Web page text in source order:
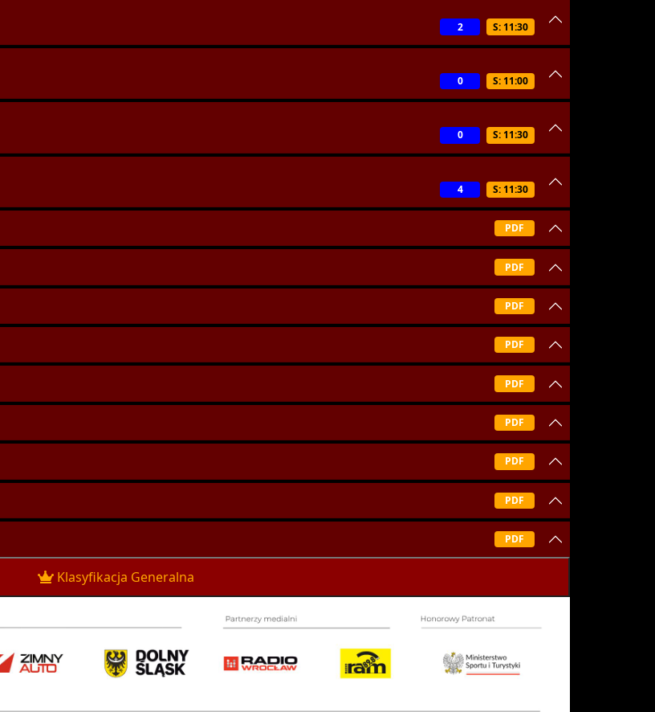
S: 11:30
2
S: 11:00
0
S: 11:30
0
S: 11:30
4
PDF
PDF
PDF
PDF
PDF
PDF
PDF
PDF
PDF
Klasyfikacja Generalna